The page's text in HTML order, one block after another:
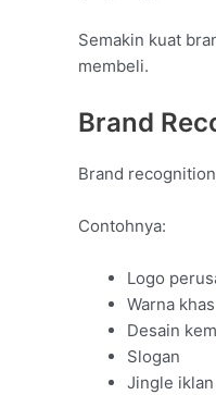
Semakin kuat
membeli.
Brand
Brand
Contohnya:
Logo
Warna
Desain
Slogan
Jingle iklan